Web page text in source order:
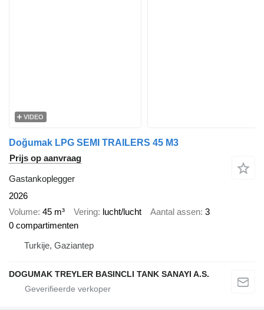
VIDEO
Doğumak LPG SEMI TRAILERS 45 M3
Prijs op aanvraag
Gastankoplegger
2026
Volume 45 m³ Vering lucht/lucht Aantal assen 3
0 compartimenten
Turkije, Gaziantep
DOGUMAK TREYLER BASINCLI TANK SANAYI A.S.